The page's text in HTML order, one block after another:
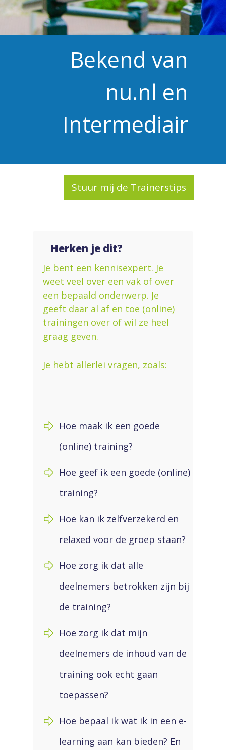
Bekend van
nu.nl en
Intermediair
Stuur mij de Trainerstips
Herken je dit?
Je bent een kennisexpert. Je
weet veel over een vak of over
een bepaald onderwerp. Je
geeft daar al af en toe (online)
trainingen over of wil ze heel
graag geven.
Je hebt allerlei vragen, zoals:
Hoe maak ik een goede
(online) training?
Hoe geef ik een goede (online)
training?
Hoe kan ik zelfverzekerd en
relaxed voor de groep staan?
Hoe zorg ik dat alle
deelnemers betrokken zijn bij
de training?
Hoe zorg ik dat mijn
deelnemers de inhoud van de
training ook echt gaan
toepassen?
Hoe bepaal ik wat ik in een e-
learning aan kan bieden? En